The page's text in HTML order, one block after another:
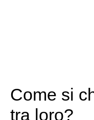
Come si
tra loro?